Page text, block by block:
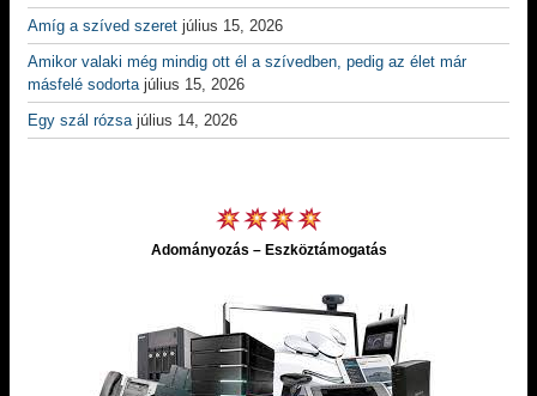
Amíg a szíved szeret július 15, 2026
Amikor valaki még mindig ott él a szívedben, pedig az élet már
másfelé sodorta július 15, 2026
Egy szál rózsa július 14, 2026
Adományozás – Eszköztámogatás